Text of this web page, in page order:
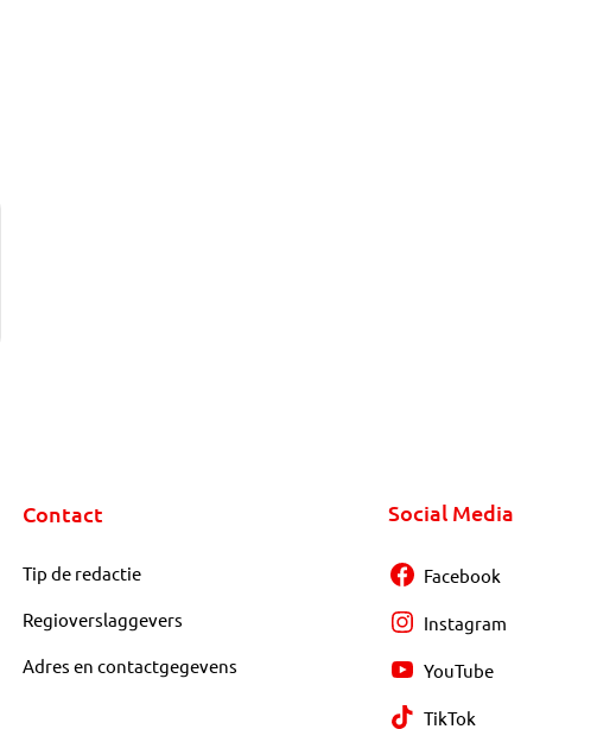
Contact
Tip de redactie
Regioverslaggevers
Adres en contactgegevens
Social Media
Facebook
Instagram
YouTube
TikTok